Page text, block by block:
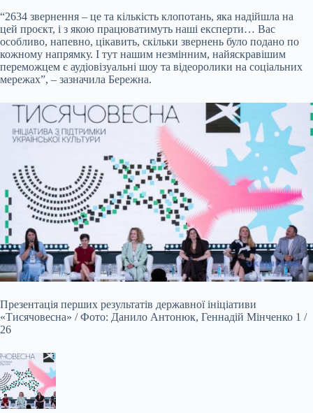
“2634 звернення – це та кількість клопотань, яка надійшла на
цей проєкт, і з якою працюватимуть наші експерти… Вас
особливо, напевно, цікавить, скільки звернень було подано по
кожному напрямку. І тут нашим незмінним, найяскравішим
переможцем є аудіовізуальні шоу та відеоролики на соціальних
мережах”, – зазначила Бережна.
Презентація перших результатів державної ініціативи
«Тисячовесна» / Фото: Данило Антонюк, Геннадій Мінченко 1 /
26